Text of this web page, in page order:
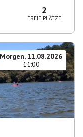
2
FREIE PLÄTZE
Morgen, 11.08.2026
11:00